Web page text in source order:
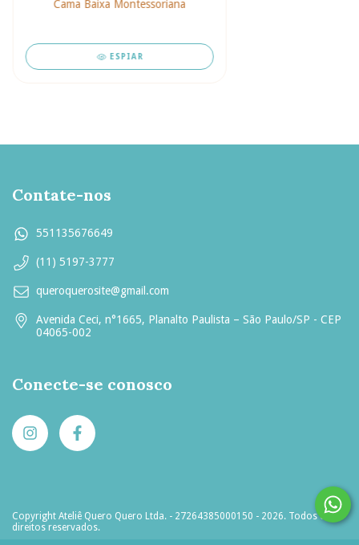
Cama Baixa Montessoriana
ESPIAR
Contate-nos
551135676649
(11) 5197-3777
queroquerosite@gmail.com
Avenida Ceci, n°1665, Planalto Paulista – São Paulo/SP - CEP
04065-002
Conecte-se conosco
Copyright Ateliê Quero Quero Ltda. - 27264385000150 - 2026. Todos os
direitos reservados.